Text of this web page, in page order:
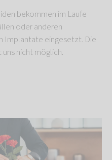
bekommen im Laufe
oder anderen
Implantate eingesetzt. Die
nicht möglich.